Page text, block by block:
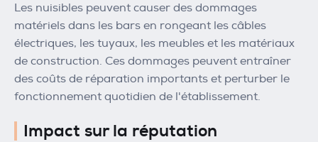
Les nuisibles peuvent causer des dommages
matériels dans les bars en rongeant les câbles
électriques, les tuyaux, les meubles et les matériaux
de construction. Ces dommages peuvent entraîner
des coûts de réparation importants et perturber le
fonctionnement quotidien de l'établissement.
Impact sur la réputation